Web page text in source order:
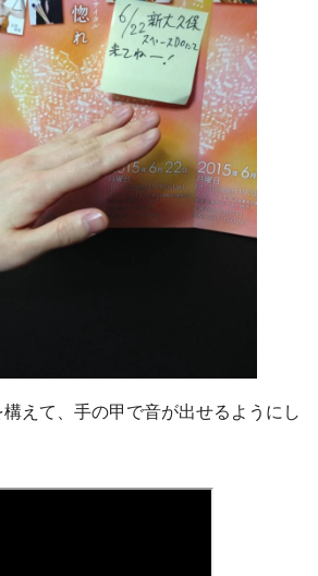
えて、手の甲で音が出せるようにし